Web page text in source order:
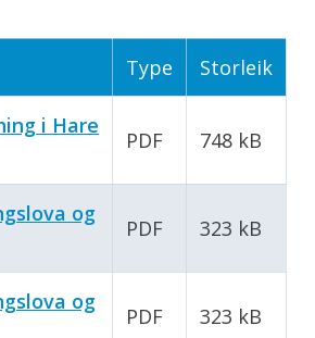
Type Storleik
i Hare
PDF 748 kB
og
PDF 323 kB
og
PDF 323 kB